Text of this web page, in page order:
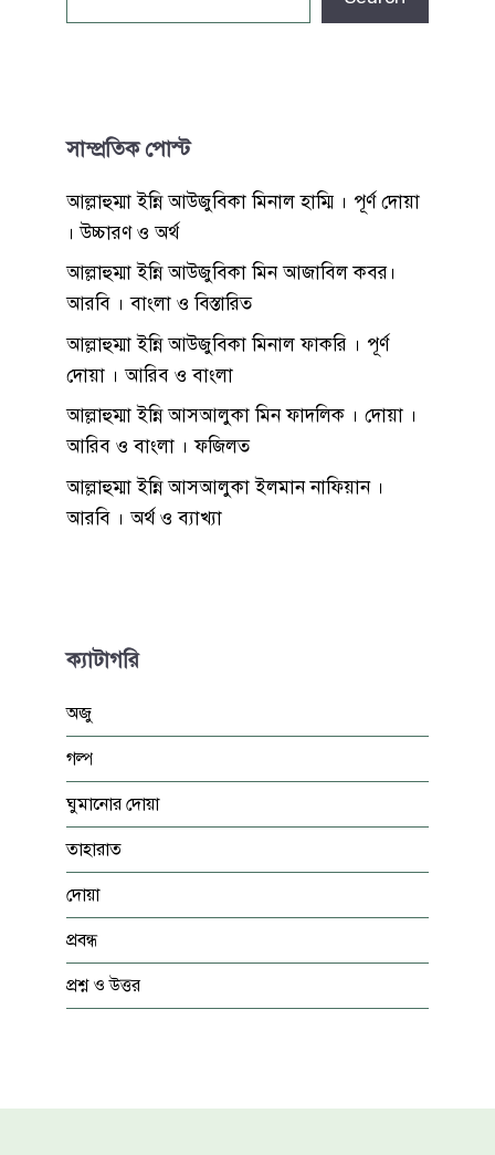
সাম্প্রতিক পোস্ট
আল্লাহুম্মা ইন্নি আউজুবিকা মিনাল হাম্মি । পূর্ণ দোয়া
। উচ্চারণ ও অর্থ
আল্লাহুম্মা ইন্নি আউজুবিকা মিন আজাবিল কবর।
আরবি । বাংলা ও বিস্তারিত
আল্লাহুম্মা ইন্নি আউজুবিকা মিনাল ফাকরি । পূর্ণ
দোয়া । আরিব ও বাংলা
আল্লাহুম্মা ইন্নি আসআলুকা মিন ফাদলিক । দোয়া ।
আরিব ও বাংলা । ফজিলত
আল্লাহুম্মা ইন্নি আসআলুকা ইলমান নাফিয়ান ।
আরবি । অর্থ ও ব্যাখ্যা
ক্যাটাগরি
অজু
গল্প
ঘুমানোর দোয়া
তাহারাত
দোয়া
প্রবন্ধ
প্রশ্ন ও উত্তর